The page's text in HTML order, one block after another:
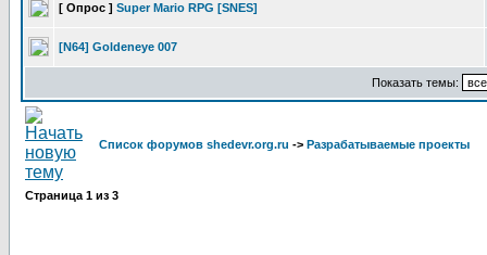
[ Опрос ] Super Mario RPG [SNES]
[N64] Goldeneye 007
Показать темы:
Список форумов shedevr.org.ru -> Разрабатываемые проекты
Страница 1 из 3